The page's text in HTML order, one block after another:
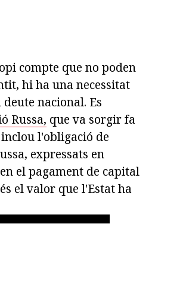
compte que no poden
hi ha una necessitat
nacional. Es
Russa, que va sorgir fa
l'obligació de
expressats en
el pagament de capital
el valor que l'Estat ha